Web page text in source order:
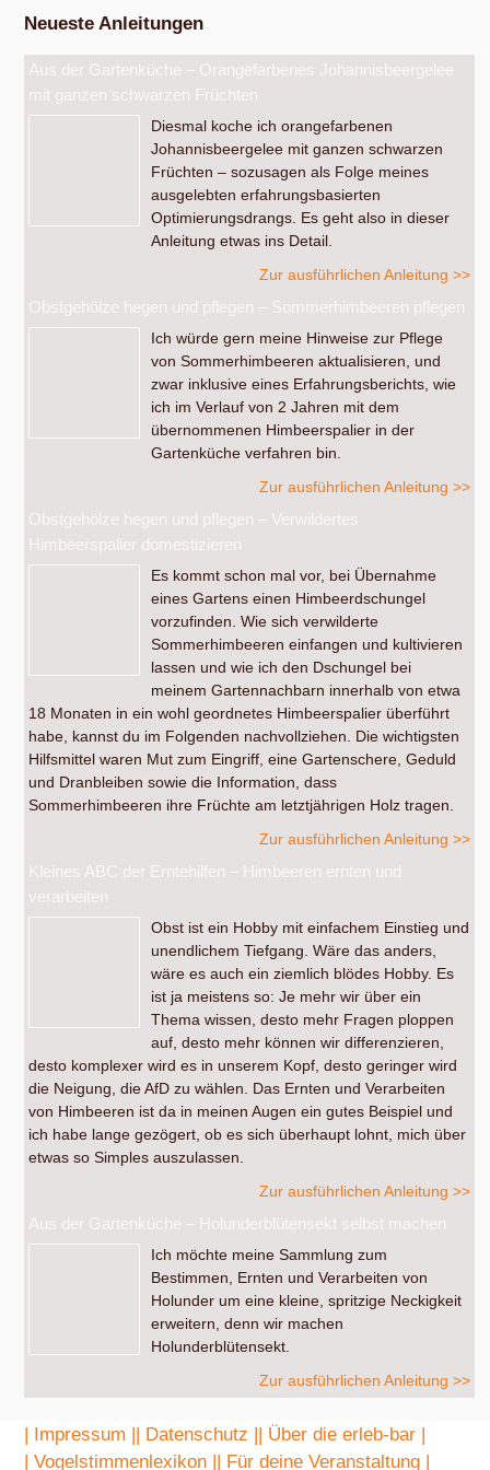
Neueste Anleitungen
Aus der Gartenküche – Orangefarbenes Johannisbeergelee
mit ganzen schwarzen Früchten
Diesmal koche ich orangefarbenen
Johannisbeergelee mit ganzen schwarzen
Früchten – sozusagen als Folge meines
ausgelebten erfahrungsbasierten
Optimierungsdrangs. Es geht also in dieser
Anleitung etwas ins Detail.
Zur ausführlichen Anleitung >>
Obstgehölze hegen und pflegen – Sommerhimbeeren pflegen
Ich würde gern meine Hinweise zur Pflege
von Sommerhimbeeren aktualisieren, und
zwar inklusive eines Erfahrungsberichts, wie
ich im Verlauf von 2 Jahren mit dem
übernommenen Himbeerspalier in der
Gartenküche verfahren bin.
Zur ausführlichen Anleitung >>
Obstgehölze hegen und pflegen – Verwildertes
Himbeerspalier domestizieren
Es kommt schon mal vor, bei Übernahme
eines Gartens einen Himbeerdschungel
vorzufinden. Wie sich verwilderte
Sommerhimbeeren einfangen und kultivieren
lassen und wie ich den Dschungel bei
meinem Gartennachbarn innerhalb von etwa
18 Monaten in ein wohl geordnetes Himbeerspalier überführt
habe, kannst du im Folgenden nachvollziehen. Die wichtigsten
Hilfsmittel waren Mut zum Eingriff, eine Gartenschere, Geduld
und Dranbleiben sowie die Information, dass
Sommerhimbeeren ihre Früchte am letztjährigen Holz tragen.
Zur ausführlichen Anleitung >>
Kleines ABC der Erntehilfen – Himbeeren ernten und
verarbeiten
Obst ist ein Hobby mit einfachem Einstieg und
unendlichem Tiefgang. Wäre das anders,
wäre es auch ein ziemlich blödes Hobby. Es
ist ja meistens so: Je mehr wir über ein
Thema wissen, desto mehr Fragen ploppen
auf, desto mehr können wir differenzieren,
desto komplexer wird es in unserem Kopf, desto geringer wird
die Neigung, die AfD zu wählen. Das Ernten und Verarbeiten
von Himbeeren ist da in meinen Augen ein gutes Beispiel und
ich habe lange gezögert, ob es sich überhaupt lohnt, mich über
etwas so Simples auszulassen.
Zur ausführlichen Anleitung >>
Aus der Gartenküche – Holunderblütensekt selbst machen
Ich möchte meine Sammlung zum
Bestimmen, Ernten und Verarbeiten von
Holunder um eine kleine, spritzige Neckigkeit
erweitern, denn wir machen
Holunderblütensekt.
Zur ausführlichen Anleitung >>
| Impressum | | Datenschutz |
| Über die erleb-bar |
| Vogelstimmenlexikon |
| Für deine Veranstaltung |